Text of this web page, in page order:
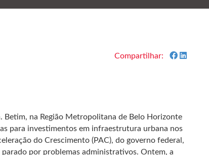
Compartilhar:
na Região Metropolitana de Belo Horizonte
para investimentos em infraestrutura urbana nos
do Crescimento (PAC), do governo federal,
por problemas administrativos. Ontem, a